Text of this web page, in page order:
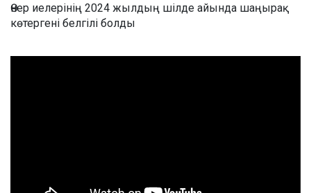
Өнер иелерінің 2024 жылдың шілде айында шаңырақ
көтергені белгілі болды